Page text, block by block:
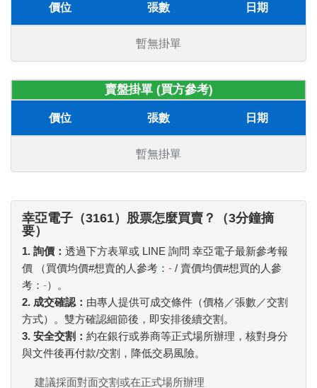
價位 張數 日期
暫無掛單
賣盤掛單 (買方參考)
價位 張數 日期
暫無掛單
幸亞電子（3161）股票怎麼買賣？（3分鐘摘
要）
1. 詢價： 透過下方表單或 LINE 詢問 幸亞電子最新參考報
價 （買價均價#想賣的人參考： - / 賣價均價#想買的人參
考： -）。
2. 成交確認： 由專人提供可成交條件（價格／張數／交割
方式）。雙方確認細節後，即安排後續交割。
3. 安全交割： 約在銀行或券商等正式場所辦理，核對身分
與文件後再付款/交割，降低交易風險。
建議採面對面交割或在正式場所辦理